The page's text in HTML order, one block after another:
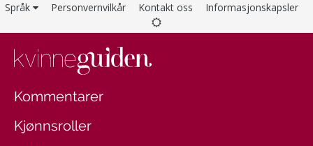
Språk Personvernvilkår Kontakt oss Informasjonskapsler
Kommentarer
Kjønnsroller